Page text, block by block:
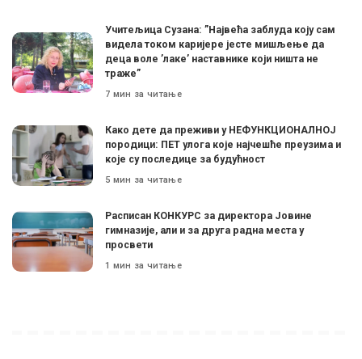
Учитељица Сузана: ”Највећа заблуда коју сам
видела током каријере јесте мишљење да
деца воле ’лаке’ наставнике који ништа не
траже”
7 мин за читање
Како дете да преживи у НЕФУНКЦИОНАЛНОЈ
породици: ПЕТ улога које најчешће преузима и
које су последице за будућност
5 мин за читање
Расписан КОНКУРС за директора Јовине
гимназије, али и за друга радна места у
просвети
1 мин за читање